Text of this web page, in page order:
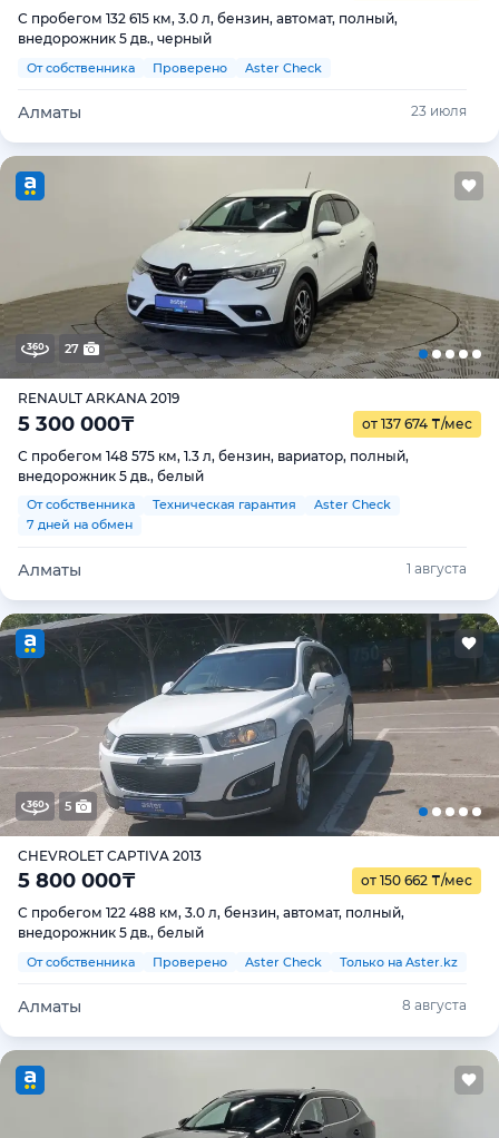
С пробегом 132 615 км, 3.0 л, бензин, автомат, полный,
внедорожник 5 дв., черный
От собственника Проверено Aster Check
Алматы 23 июля
27
RENAULT ARKANA 2019
5 300 000₸ от 137 674 ₸/мес
С пробегом 148 575 км, 1.3 л, бензин, вариатор, полный,
внедорожник 5 дв., белый
От собственника Техническая гарантия
Aster Check
7 дней на обмен
Алматы 1 августа
5
CHEVROLET CAPTIVA 2013
5 800 000₸ от 150 662 ₸/мес
С пробегом 122 488 км, 3.0 л, бензин, автомат, полный,
внедорожник 5 дв., белый
От собственника Проверено Aster Check Только на Aster.kz
Алматы 8 августа